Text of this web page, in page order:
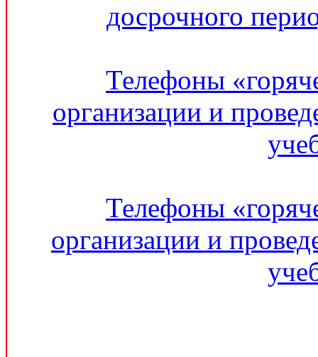
досрочного
Телефоны
организации и
Телефоны
организации и